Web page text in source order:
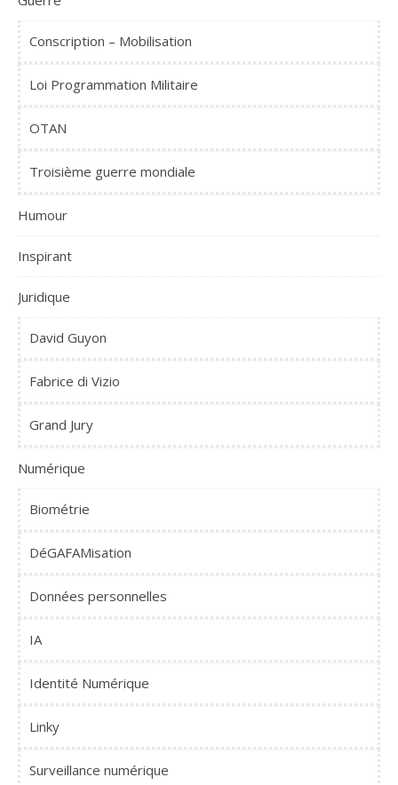
Conscription – Mobilisation
Loi Programmation Militaire
OTAN
Troisième guerre mondiale
Humour
Inspirant
Juridique
David Guyon
Fabrice di Vizio
Grand Jury
Numérique
Biométrie
DéGAFAMisation
Données personnelles
IA
Identité Numérique
Linky
Surveillance numérique